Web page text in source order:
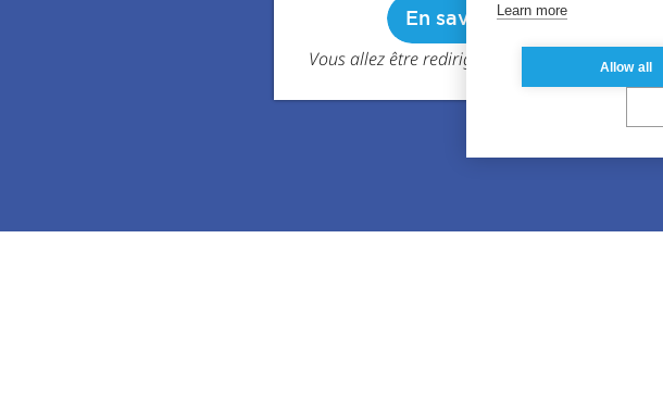
En savoir plus
Vous allez être redirigé vers une page en anglais
Learn more
Allow all